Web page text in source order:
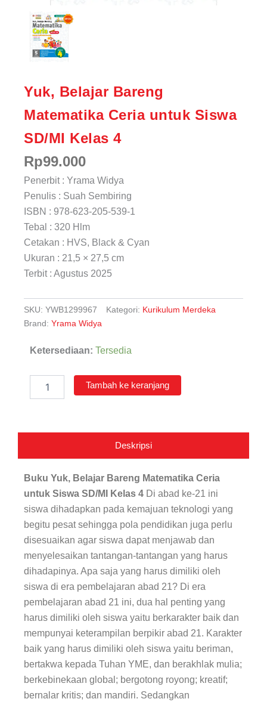
Yuk, Belajar Bareng
Matematika Ceria untuk Siswa
SD/MI Kelas 4
Rp99.000
Penerbit : Yrama Widya
Penulis : Suah Sembiring
ISBN : 978-623-205-539-1
Tebal : 320 Hlm
Cetakan : HVS, Black & Cyan
Ukuran : 21,5 × 27,5 cm
Terbit : Agustus 2025
SKU: YWB1299967 Kategori: Kurikulum Merdeka
Brand: Yrama Widya
Ketersediaan: Tersedia
Kuantitas
Bareng
Matematika
Siswa
Tambah ke keranjang
Deskripsi
Buku Yuk, Belajar Bareng Matematika Ceria
untuk Siswa SD/MI Kelas 4 Di abad ke-21 ini
siswa dihadapkan pada kemajuan teknologi yang
begitu pesat sehingga pola pendidikan juga perlu
disesuaikan agar siswa dapat menjawab dan
menyelesaikan tantangan-tantangan yang harus
dihadapinya. Apa saja yang harus dimiliki oleh
siswa di era pembelajaran abad 21? Di era
pembelajaran abad 21 ini, dua hal penting yang
harus dimiliki oleh siswa yaitu berkarakter baik dan
mempunyai keterampilan berpikir abad 21. Karakter
baik yang harus dimiliki oleh siswa yaitu beriman,
bertakwa kepada Tuhan YME, dan berakhlak mulia;
berkebinekaan global; bergotong royong; kreatif;
bernalar kritis; dan mandiri. Sedangkan